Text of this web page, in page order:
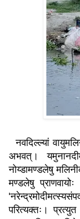
नवदिल्ल्यां
अभवत्।
नोय्डामण्डलेषु
मण्डलेषु
परित्यक्तः। प्रत्युत